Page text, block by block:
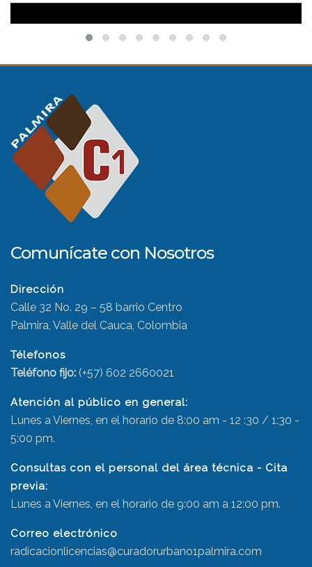
Comunícate con Nosotros
Dirección
Calle 32 No. 29 – 58 barrio Centro
Palmira, Valle del Cauca, Colombia
Télefonos
Teléfono fijo: (+57) 602 2660021
Atención al público en general:
Lunes a Viernes, en el horario de 8:00 am - 12 :30 / 1:30 -
5:00 pm.
Consultas con el personal del área técnica - Cita
previa:
Lunes a Viernes, en el horario de 9:00 am a 12:00 pm.
Correo electrónico
radicacionlicencias@curadorurbano1palmira.com